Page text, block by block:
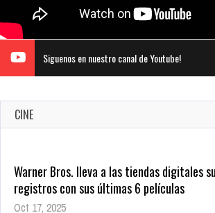
Siguenos en nuestro canal de Youtube!
CINE
Warner Bros. lleva a las tiendas digitales
registros con sus últimas 6 películas
Oct 17, 2025